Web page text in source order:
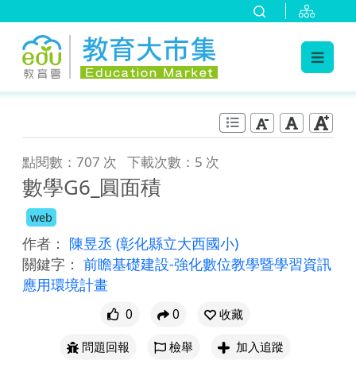
點閱數：707 次 下載次數：5 次
數學G6_圓面積
web
作者： 陳昱丞 (彰化縣立大西國小)
關鍵字： 前瞻基礎建設-強化數位教學暨學習資訊
應用環境計畫
0 0
收藏
問題回報
檢舉 加入追蹤